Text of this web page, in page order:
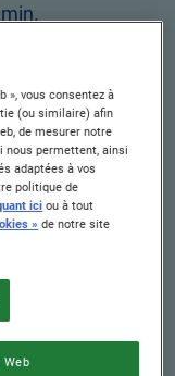
», vous consentez à
(ou similaire) afin
de mesurer notre
nous permettent, ainsi
adaptées à vos
politique de
ici ou à tout
» de notre site